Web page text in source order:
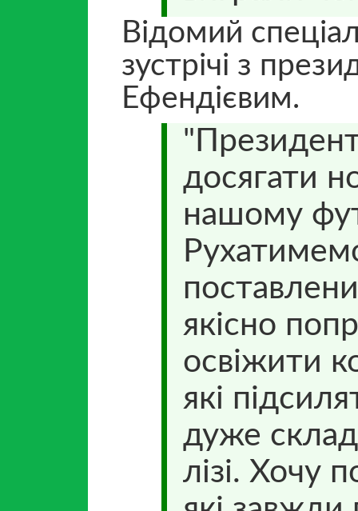
Відомий
зустрічі з
Ефендієвим.
досягати
нашому
якісно
освіжити
які
дуже
лізі. Хочу